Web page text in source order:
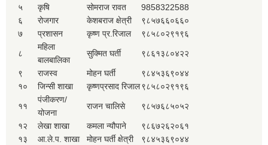
५
कृषि सोमराज रावत
9858322588
६
रोजगार केशबराज क्षेत्री
९८५७६६०६६०
७
प्रशासन कृष्ण प्र.रिजाल ९८५८०२९१९६
८
महिला
बालबालिका
सुक्मित घर्ती ९८६१३८०४२२
९ राजस्व मोहन घर्ती
९८४५३६९०४४
१०
जिन्सी शाखा कृष्णप्रसाद रिजाल९८५८०२९१९६
११
पंजीकरण/
योजना
राजन चालिसे ९८५७६८५०५२
१२ लेखा शाखा कमला न्यौपाने
९८६७२६२०६१
१३
आ.ले.प. शाखा मोहन घर्ती क्षेत्री
९८४५३६९०४४